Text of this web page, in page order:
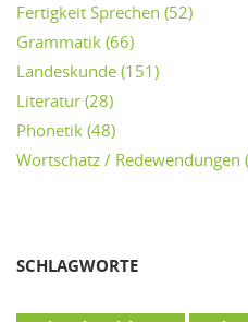
Fertigkeit Sprechen (52)
Grammatik (66)
Landeskunde (151)
Literatur (28)
Phonetik (48)
Wortschatz / Redewendungen
SCHLAGWORTE